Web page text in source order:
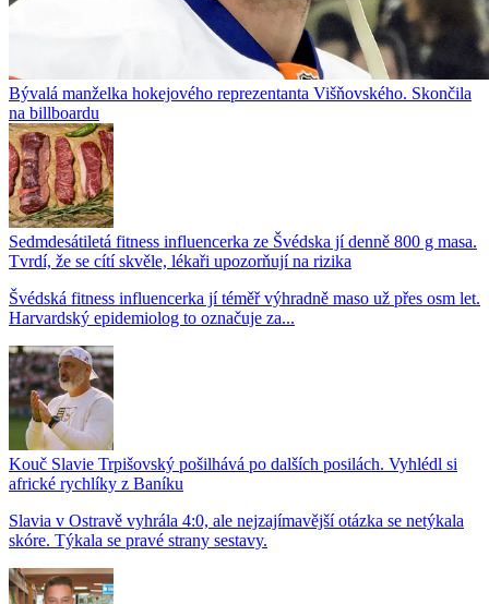
Bývalá manželka hokejového reprezentanta Višňovského. Skončila
na billboardu
Sedmdesátiletá fitness influencerka ze Švédska jí denně 800 g masa.
Tvrdí, že se cítí skvěle, lékaři upozorňují na rizika
Švédská fitness influencerka jí téměř výhradně maso už přes osm let.
Harvardský epidemiolog to označuje za...
Kouč Slavie Trpišovský pošilhává po dalších posilách. Vyhlédl si
africké rychlíky z Baníku
Slavia v Ostravě vyhrála 4:0, ale nejzajímavější otázka se netýkala
skóre. Týkala se pravé strany sestavy.